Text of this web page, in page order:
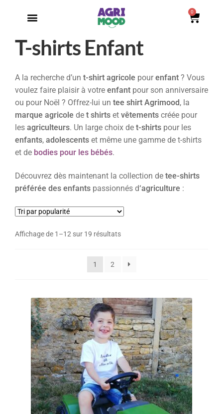
0
T-shirts Enfant
A la recherche d’un t-shirt agricole pourenfant ? Vous
voulez faire plaisir à votre enfant pour son anniversaire
ou pour Noël ? Offrez-lui un tee shirt Agrimood, la
marque agricole de t shirts et vêtements créée pour
les agriculteurs. Un large choix de t-shirts pour les
enfants, adolescents et même une gamme de t-shirts
et de bodies pour les bébés.
Découvrez dès maintenant la collection de tee-shirts
préférée des enfants passionnés d‘agriculture :
Affichage de 1–12 sur 19 résultats
1 2